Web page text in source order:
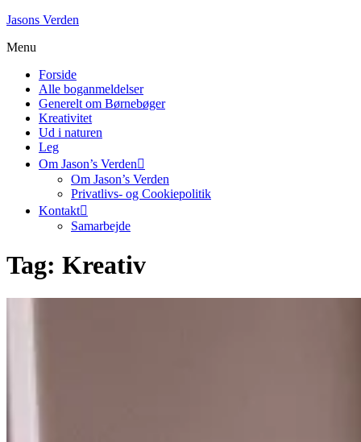
Skip
content
Jasons Verden
Menu
Forside
Alle boganmeldelser
Generelt om Børnebøger
Kreativitet
Ud i naturen
Leg
Om Jason’s Verden
Om Jason’s Verden
Privatlivs- og Cookiepolitik
Kontakt
Samarbejde
Tag: Kreativ